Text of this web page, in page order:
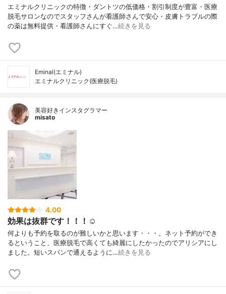
エミナルクリニックの特徴・ダントツの低価格・割引制度が豊富・医療
脱毛サロンなのでスタッフさんが看護師さんで安心・皮膚トラブルの際
の薬は無料提供・看護師さんにすぐ…続きを見る
Eminal(エミナル)
エミナルクリニック(医療脱毛)
美容好きインスタグラマー
misato
4.00
効果は抜群です！！！☺️
何よりも予約を取るのが難しいかと思います・・・。ネット予約ができ
るということ、医療脱毛で高くても綺麗にしたかったのでアリシアにし
ました。短いスパンで通えるように…続きを見る